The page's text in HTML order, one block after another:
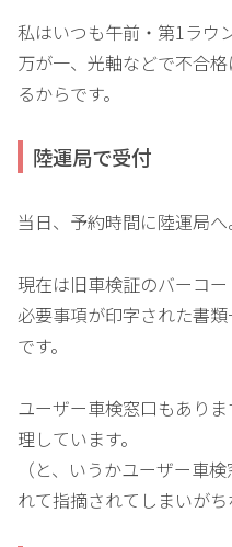
私はいつも午前・第1ラウ
万が一、光軸などで不合
るからです。
陸運局で受付
当日、予約時間に陸運局へ
現在は旧車検証のバーコー
必要事項が印字された書
です。
ユーザー車検窓口もあり
理しています。
（と、いうかユーザー車
れて指摘されてしまいがち